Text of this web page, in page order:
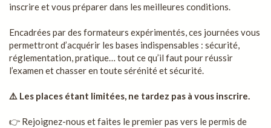
inscrire et vous préparer dans les meilleures conditions.
Encadrées par des formateurs expérimentés, ces journées vous
permettront d’acquérir les bases indispensables : sécurité,
réglementation, pratique… tout ce qu’il faut pour réussir
l’examen et chasser en toute sérénité et sécurité.
⚠️ Les places étant limitées, ne tardez pas à vous inscrire.
👉 Rejoignez-nous et faites le premier pas vers le permis de